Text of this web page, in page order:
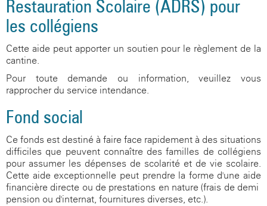
Restauration Scolaire (ADRS) pour
les collégiens
Cette aide peut apporter un soutien pour le règlement de la
cantine.
Pour toute demande ou information, veuillez vous
rapprocher du service intendance.
Fond social
Ce fonds est destiné à faire face rapidement à des situations
difficiles que peuvent connaître des familles de collégiens
pour assumer les dépenses de scolarité et de vie scolaire.
Cette aide exceptionnelle peut prendre la forme d'une aide
financière directe ou de prestations en nature (frais de demi-
pension ou d'internat, fournitures diverses, etc.).